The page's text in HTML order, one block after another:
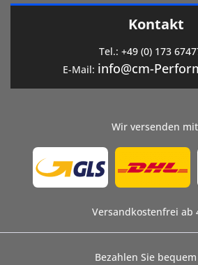
Kontakt
Tel.: +49 (0) 173
E-Mail: info@cm-
Wir versenden
Versandkostenfrei ab
Bezahlen Sie